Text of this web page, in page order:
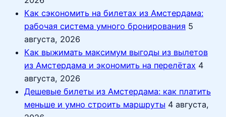
Как сэкономить на билетах из Амстердама:
рабочая система умного бронирования 5
августа, 2026
Как выжимать максимум выгоды из вылетов
из Амстердама и экономить на перелётах 4
августа, 2026
Дешевые билеты из Амстердама: как платить
меньше и умно строить маршруты 4 августа,